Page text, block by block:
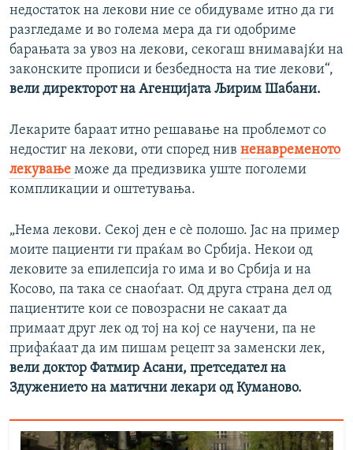
недостаток на лекови ние се обидуваме итно да ги
разгледаме и во голема мера да ги одобриме
барањата за увоз на лекови, секогаш внимавајќи на
законските прописи и безбедноста на тие лекови“,
вели директорот на Агенцијата Љирим Шабани.
Лекарите бараат итно решавање на проблемот со
недостиг на лекови, оти според нив ненавременото
лекување може да предизвика уште поголеми
компликации и оштетувања.
„Нема лекови. Секој ден е сѐ полошо. Јас на пример
моите пациенти ги праќам во Србија. Некои од
лековите за епилепсија го има и во Србија и на
Косово, па така се снаоѓаат. Од друга страна дел од
пациентите кои се повозрасни не сакаат да
примаат друг лек од тој на кој се научени, па не
прифаќаат да им пишам рецепт за заменски лек,
вели доктор Фатмир Асани, претседател на
Здужението на матични лекари од Куманово.